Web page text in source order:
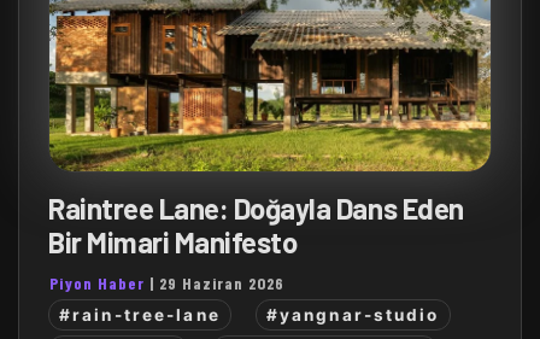
Raintree Lane: Doğayla Dans Eden
Bir Mimari Manifesto
Piyon Haber | 29 Haziran 2026
#rain-tree-lane
#yangnar-studio